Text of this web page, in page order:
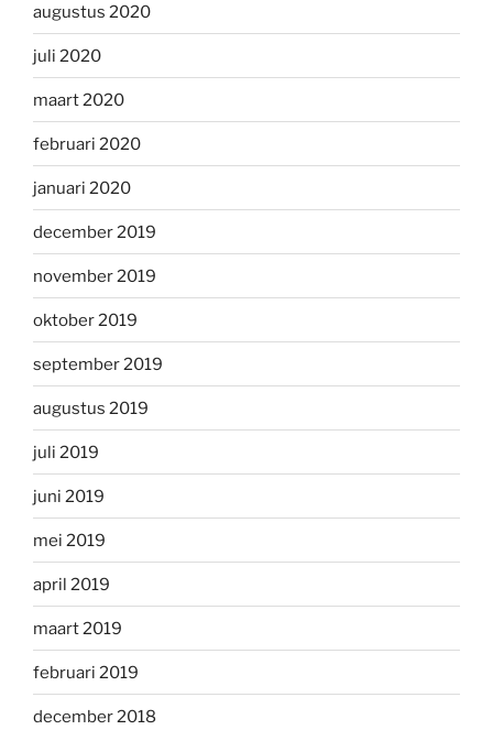
augustus 2020
juli 2020
maart 2020
februari 2020
januari 2020
december 2019
november 2019
oktober 2019
september 2019
augustus 2019
juli 2019
juni 2019
mei 2019
april 2019
maart 2019
februari 2019
december 2018